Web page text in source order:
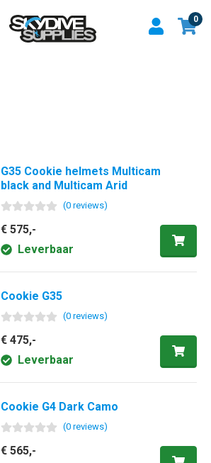
0
G35 Cookie helmets Multicam
black and Multicam Arid
(0reviews)
€ 575,-
Leverbaar
Cookie G35
(0reviews)
€ 475,-
Leverbaar
Cookie G4 Dark Camo
(0reviews)
€ 565,-